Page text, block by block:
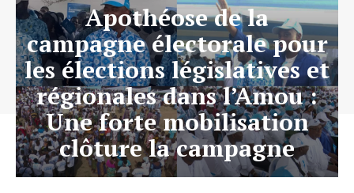
Apothéose de la
campagne électorale pour
les élections législatives et
régionales dans l’Amou :
Une forte mobilisation
clôture la campagne